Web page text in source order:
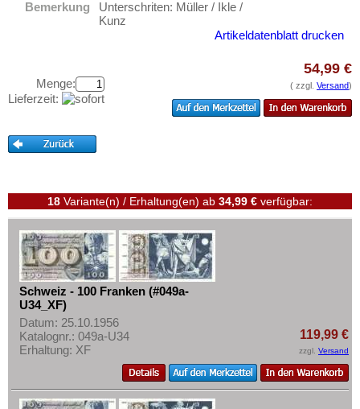
Spitzbergen
Transnistrien
Tschechische Republik
Türkei
Ungarn
Vatikan
Weissrussland
Zypern
Testbanknoten
Aufbewahrung
Gutscheine
Ihre Bewertungen
Informationen
Preislisten
Ankauf
Erhaltungsgrade
Gratisbanknoten
FAQ
Zahlungsbedingungen
Bemerkung
Unterschriten: Müller / Ikle /
Kunz
Artikeldatenblatt drucken
Menge:
Lieferzeit:
54,99 €
( zzgl. Versand)
18 Variante(n) / Erhaltung(en) ab 34,99 € verfügbar:
Schweiz - 100 Franken (#049a-
U34_XF)
Datum: 25.10.1956
Katalognr.: 049a-U34
Erhaltung: XF
119,99 €
zzgl. Versand